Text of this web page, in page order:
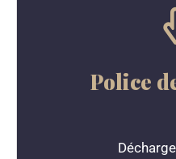
Police